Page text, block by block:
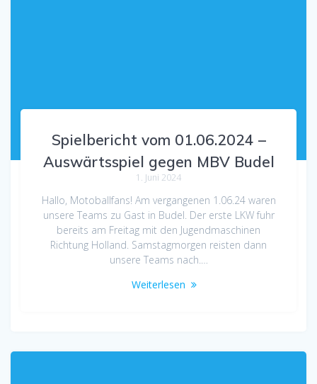
Spielbericht vom 01.06.2024 –
Auswärtsspiel gegen MBV Budel
1. Juni 2024
Hallo, Motoballfans! Am vergangenen 1.06.24 waren
unsere Teams zu Gast in Budel. Der erste LKW fuhr
bereits am Freitag mit den Jugendmaschinen
Richtung Holland. Samstagmorgen reisten dann
unsere Teams nach.…
Weiterlesen